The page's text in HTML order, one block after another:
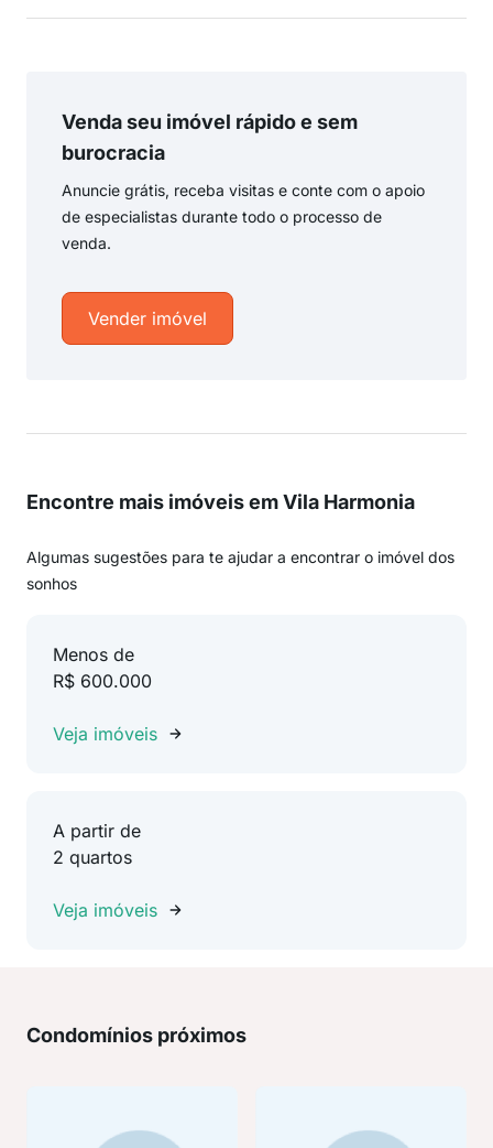
Venda seu imóvel rápido e sem
burocracia
Anuncie grátis, receba visitas e conte com o apoio
de especialistas durante todo o processo de
venda.
Vender imóvel
Encontre mais imóveis em Vila Harmonia
Algumas sugestões para te ajudar a encontrar o imóvel dos
sonhos
Menos de
R$ 600.000
Veja imóveis
A partir de
2 quartos
Veja imóveis
Condomínios próximos